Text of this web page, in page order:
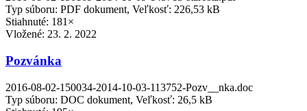
Typ súboru: PDF dokument, Veľkosť: 226,53 kB
Stiahnuté: 181×
Vložené: 23. 2. 2022
Pozvánka
2016-08-02-150034-2014-10-03-113752-Pozv__nka.doc
Typ súboru: DOC dokument, Veľkosť: 26,5 kB